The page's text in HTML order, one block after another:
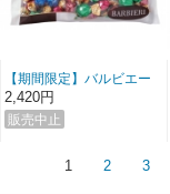
【期間限定】バルビエー
リ アソートチョコレート
2,420円
1 2 3